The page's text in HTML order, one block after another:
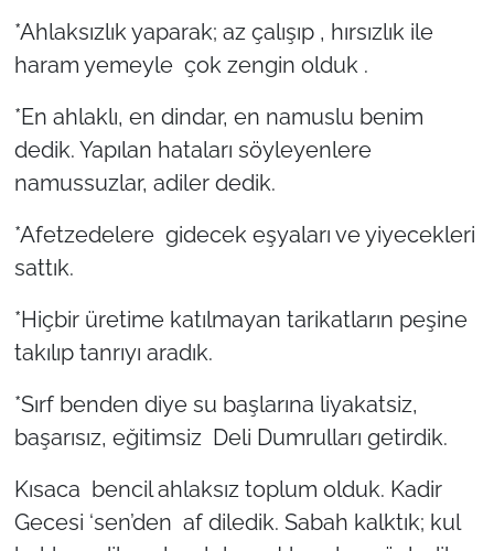
*Ahlaksızlık yaparak; az çalışıp , hırsızlık ile
haram yemeyle çok zengin olduk .
*En ahlaklı, en dindar, en namuslu benim
dedik. Yapılan hataları söyleyenlere
namussuzlar, adiler dedik.
*Afetzedelere gidecek eşyaları ve yiyecekleri
sattık.
*Hiçbir üretime katılmayan tarikatların peşine
takılıp tanrıyı aradık.
*Sırf benden diye su başlarına liyakatsiz,
başarısız, eğitimsiz Deli Dumrulları getirdik.
Kısaca bencil ahlaksız toplum olduk. Kadir
Gecesi ‘sen’den af diledik. Sabah kalktık; kul